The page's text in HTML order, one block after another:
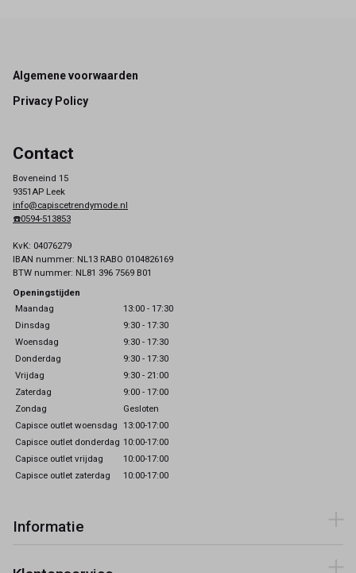
Footer
Algemene voorwaarden
Privacy Policy
Contact
Boveneind 15
9351AP Leek
info@capiscetrendymode.nl
☎️0594-513853
KvK: 04076279
IBAN nummer: NL13 RABO 0104826169
BTW nummer: NL81 396 7569 B01
Openingstijden
Maandag
13:00 - 17:30
Dinsdag
9:30 - 17:30
Woensdag
9:30 - 17:30
Donderdag
9:30 - 17:30
Vrijdag
9:30 - 21:00
Zaterdag
9:00 - 17:00
Zondag
Gesloten
Capisce outlet woensdag 13:00-17:00
Capisce outlet donderdag 10:00-17:00
Capisce outlet vrijdag
10:00-17:00
Capisce outlet zaterdag
10:00-17:00
Informatie